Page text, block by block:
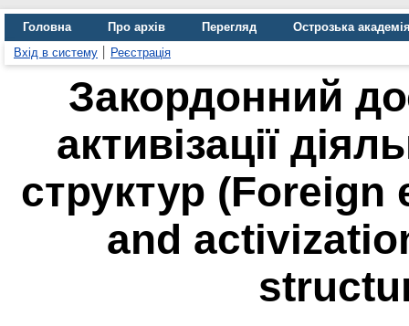
Головна Про архів Перегляд
Острозька
Вхід в систему
Реєстрація
Закордонний
активізації
структур
and